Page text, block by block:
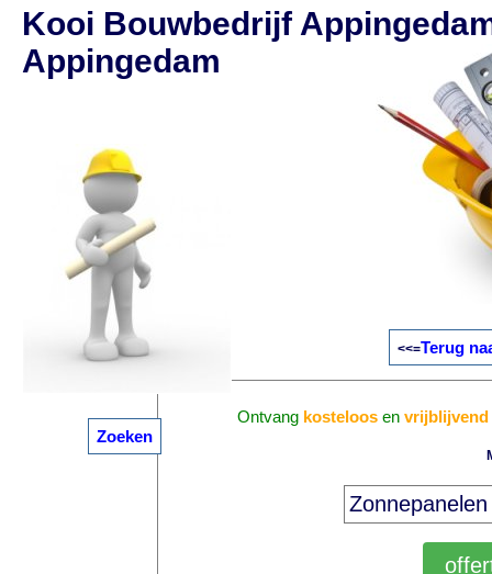
Zoeken
Kooi Bouwbedrijf
Appingedam
<<=Terug
Ontvang kosteloos envrijblijvend